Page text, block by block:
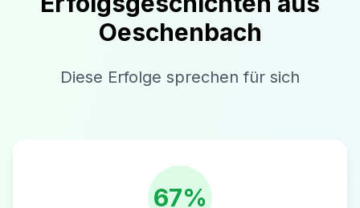
Oeschenbach
Diese Erfolge sprechen für sich
67%